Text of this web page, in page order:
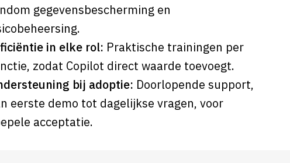
gegevensbescherming en
in elke rol: Praktische trainingen per
zodat Copilot direct waarde toevoegt.
bij adoptie: Doorlopende support,
eerste demo tot dagelijkse vragen, voor
acceptatie.